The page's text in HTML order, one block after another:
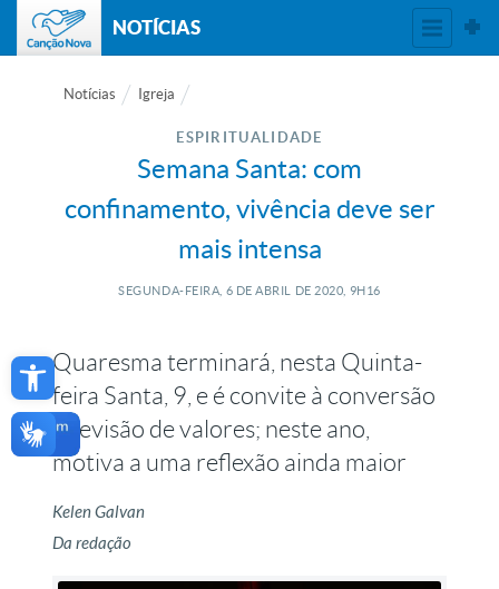
Open toolbar
NOTÍCIAS
Notícias Igreja
ESPIRITUALIDADE
Semana Santa: com
confinamento, vivência deve ser
mais intensa
SEGUNDA-FEIRA, 6 DE ABRIL DE 2020, 9H16
Quaresma terminará, nesta Quinta-
feira Santa, 9, e é convite à conversão
e revisão de valores; neste ano,
motiva a uma reflexão ainda maior
Kelen Galvan
Da redação